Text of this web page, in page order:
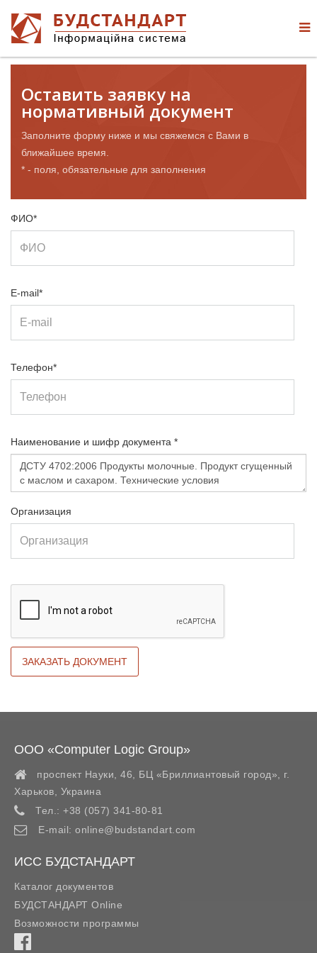
Оставить заявку на
нормативный документ
Заполните форму ниже и мы свяжемся с Вами в
ближайшее время.
* - поля, обязательные для заполнения
ФИО*
E-mail*
Телефон*
Наименование и шифр документа *
Организация
ООО «Computer Logic Group»
проспект Науки, 46, БЦ «Бриллиантовый город»,
г.
Харьков
Украина
Тел.: +38 (057) 341-80-81
E-mail: online@budstandart.com
ИСС БУДСТАНДАРТ
Каталог документов
БУДСТАНДАРТ Online
Возможности программы